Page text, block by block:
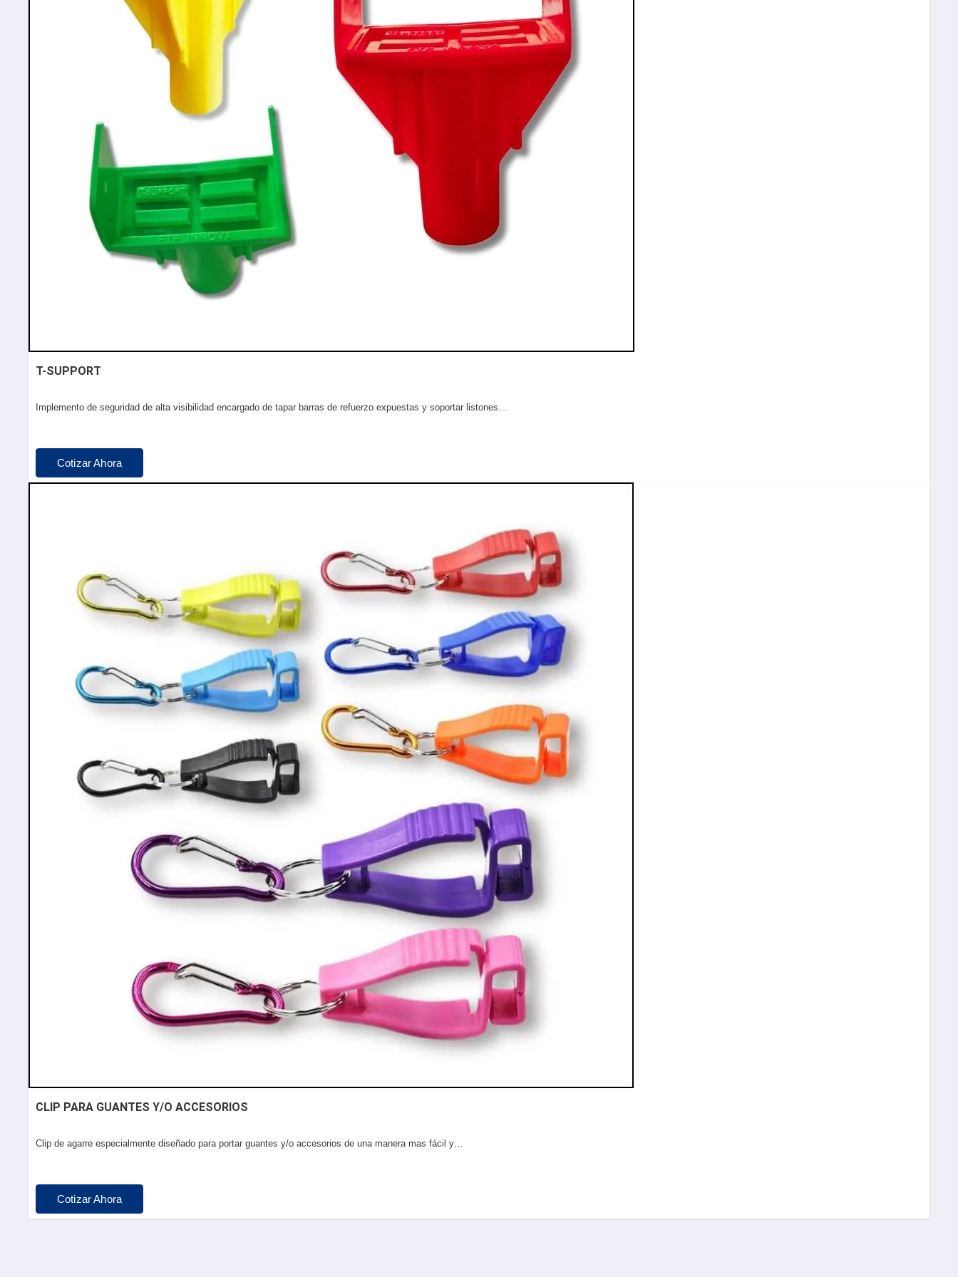
T-SUPPORT
Implemento de seguridad de alta visibilidad encargado de tapar barras de refuerzo expuestas y soportar listones…
Cotizar Ahora
CLIP PARA GUANTES Y/O ACCESORIOS
Clip de agarre especialmente diseñado para portar guantes y/o accesorios de una manera mas fácil y…
Cotizar Ahora